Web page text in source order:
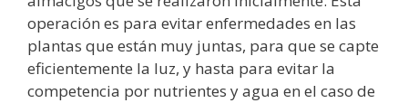
operación es para evitar enfermedades en las
plantas que están muy juntas, para que se capte
eficientemente la luz, y hasta para evitar la
competencia por nutrientes y agua en el caso de